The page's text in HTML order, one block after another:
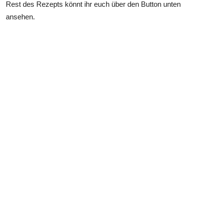
Rest des Rezepts könnt ihr euch über den Button unten
ansehen.